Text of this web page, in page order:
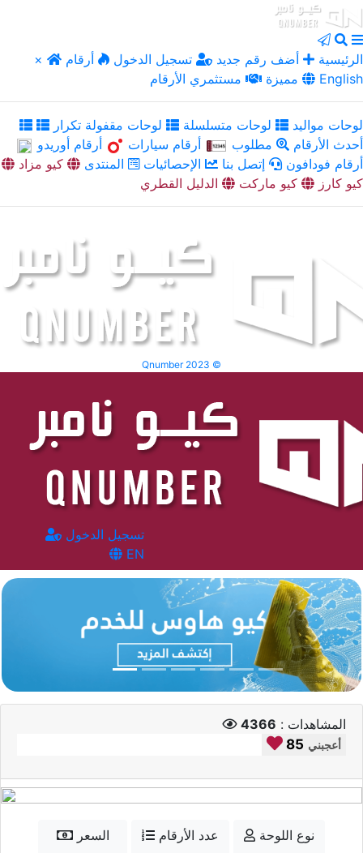
× الرئيسية أضف رقم جديد تسجيل الدخول
أرقام
مميزة
مستثمري الأرقام English
لوحات مواليد لوحات متسلسلة
لوحات مقفولة تكرار
أحدث الأرقام
مطلوب أرقام سيارات
أرقام أوريدو
أرقام فودافون
إتصل بنا الإحصائيات المنتدى
كيو مزاد
كيو كارز
كيو ماركت الدليل القطري
Qnumber 2023 ©
تسجيل الدخول
EN
المشاهدات : 4366
85 أعجبني
السعر
عدد الأرقام
نوع اللوحة